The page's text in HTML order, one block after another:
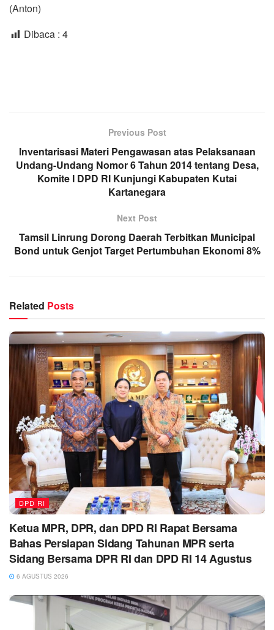
(Anton)
Dibaca : 4
Previous Post
Inventarisasi Materi Pengawasan atas Pelaksanaan
Undang-Undang Nomor 6 Tahun 2014 tentang Desa,
Komite I DPD RI Kunjungi Kabupaten Kutai
Kartanegara
Next Post
Tamsil Linrung Dorong Daerah Terbitkan Municipal
Bond untuk Genjot Target Pertumbuhan Ekonomi 8%
Related Posts
DPD RI
Ketua MPR, DPR, dan DPD RI Rapat Bersama
Bahas Persiapan Sidang Tahunan MPR serta
Sidang Bersama DPR RI dan DPD RI 14 Agustus
6 AGUSTUS 2026